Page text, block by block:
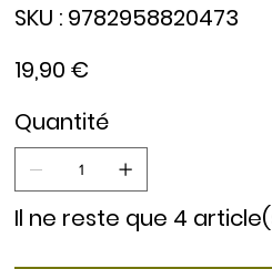
SKU : 9782958820473
9782958820473
19,90 €
Quantité
Il ne reste que 4